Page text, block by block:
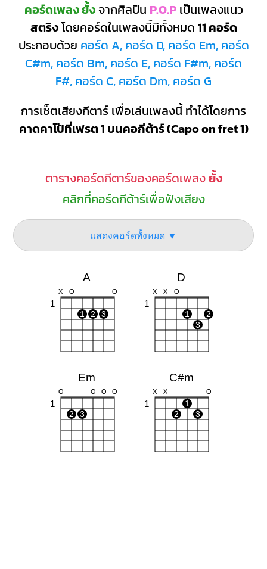
คอร์ดเพลง ยั้งจากศิลปิน P.O.Pเป็นเพลงแนว
สตริงโดยคอร์ดในเพลงนี้มีทั้งหมด 11 คอร์ด
ประกอบด้วย คอร์ด A, คอร์ด D, คอร์ด Em, คอร์ด
C#m, คอร์ด Bm, คอร์ด E, คอร์ด F#m, คอร์ด
F#, คอร์ด C, คอร์ด Dm, คอร์ด G
การเซ็ตเสียงกีตาร์ เพื่อเล่นเพลงนี้ ทำได้โดยการ
คาดคาโป้ที่เฟรต 1 บนคอกีต้าร์ (Capo on fret 1)
ตารางคอร์ดกีตาร์ของคอร์ดเพลงยั้ง
คลิกที่คอร์ดกีต้าร์เพื่อฟังเสียง
แสดงคอร์ดทั้งหมด ▼
A
X O O
1
1 2 3
D
X X O
1
1
2
3
Em
O O O O
1
2 3
C#m
X X O
1
1
2
3